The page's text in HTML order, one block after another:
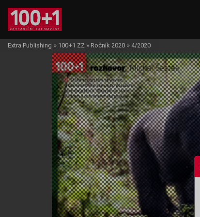
Extra Publishing » 100+1 ZZ » Ročník 2020 » 4/2020